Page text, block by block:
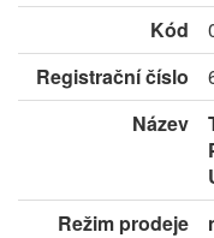
Kód
Registrační číslo
Název
Režim prodeje